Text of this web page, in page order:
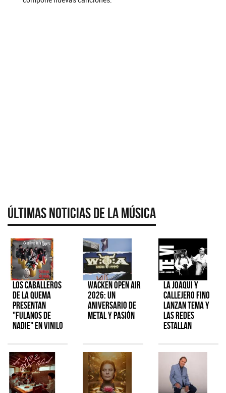
Últimas Noticias de la Música
Los Caballeros
de la Quema
presentan
"Fulanos de
Nadie" en vinilo
Wacken Open Air
2026: Un
aniversario de
metal y pasión
La Joaqui y
Callejero Fino
lanzan tema y
las redes
estallan